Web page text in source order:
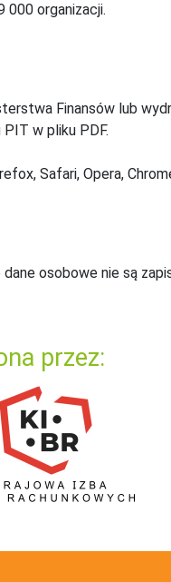
000 organizacji.
Finansów lub
w pliku PDF.
Safari, Opera,
dane osobowe nie są
przez: